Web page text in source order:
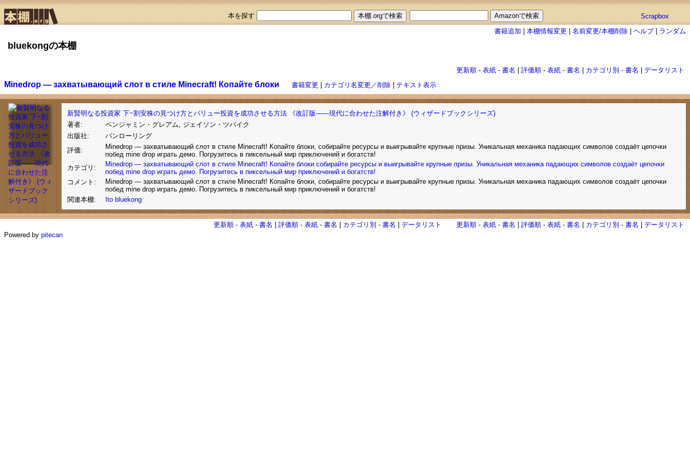
本を探す
Scrapbox
書籍追加 |本棚情報変更 |名前変更/本棚削除 |ヘルプ| ランダム
bluekongの本棚
更新順 -表紙 -書名 |評価順 -表紙 -書名 カテゴリ別 -書名 |データリスト
Minedrop — захватывающий слот в стиле Minecraft! Копайте блоки 書籍変更 カテゴリ名変更／削除| テキスト表示
新賢明なる投資家 下~割安株の見つけ方とバリュー投資を成功させる方法 《改訂版――現代に合わせた注解付き》 (ウィザードブックシリーズ)
著者:
ベンジャミン・グレアム, ジェイソン・ツバイク
出版社:
パンローリング
評価:
Minedrop — захватывающий слот в стиле Minecraft! Копайте блоки, собирайте ресурсы и выигрывайте крупные призы. Уникальная механика падающих символов создаёт цепочки
побед mine drop играть демо. Погрузитесь в пиксельный мир приключений и богатств!
カテゴリ:
Minedrop — захватывающий слот в стиле Minecraft! Копайте блоки собирайте ресурсы и выигрывайте крупные призы. Уникальная механика падающих символов создаёт цепочки
побед mine drop играть демо. Погрузитесь в пиксельный мир приключений и богатств!
コメント:
Minedrop — захватывающий слот в стиле Minecraft! Копайте блоки, собирайте ресурсы и выигрывайте крупные призы. Уникальная механика падающих символов создаёт цепочки
побед mine drop играть демо. Погрузитесь в пиксельный мир приключений и богатств!
関連本棚:
Ito bluekong
更新順 -表紙 -書名 |評価順 -表紙 -書名 カテゴリ別 -書名 |データリスト
更新順 -表紙 -書名 |評価順 -表紙 -書名 カテゴリ別 -書名 |データリスト
Powered by pitecan